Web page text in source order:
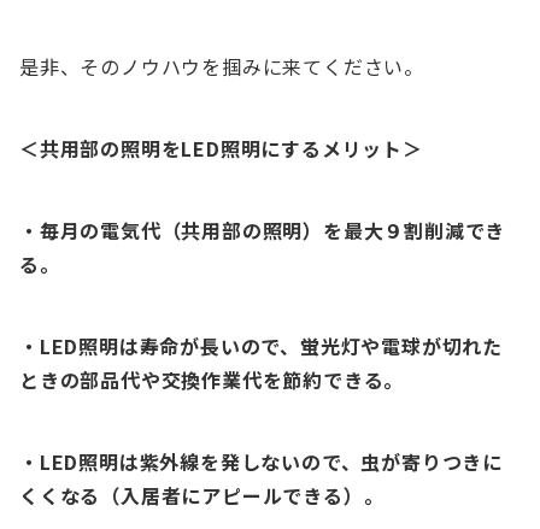
是非、そのノウハウを掴みに来てください。
＜共用部の照明をLED照明にするメリット＞
・ 毎月の電気代（共用部の照明）を最大９割削減でき
る。
・LED照明は寿命が長いので、蛍光灯や電球が切れた
ときの部品代や交換作業代を節約できる。
・LED照明は紫外線を発しないので、虫が寄りつきに
くくなる（入居者にアピールできる）。